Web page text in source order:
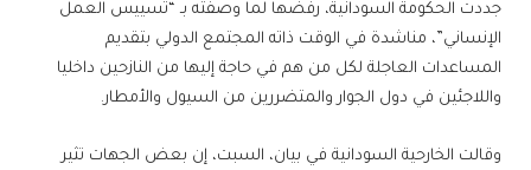
جددت الحكومة السودانية، رفضها لما وصفته بـ “تسييس العمل
الإنساني”، مناشدة في الوقت ذاته المجتمع الدولي بتقديم
المساعدات العاجلة لكل من هم في حاجة إليها من النازحين داخليا
واللاجئين في دول الجوار والمتضررين من السيول والأمطار.
وقالت الخارحية السودانية في بيان، السبت، إن بعض الجهات تثير